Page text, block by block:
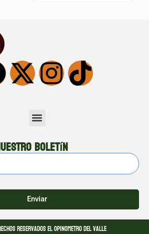
boletín
Enviar
reservados El opinometro del valle